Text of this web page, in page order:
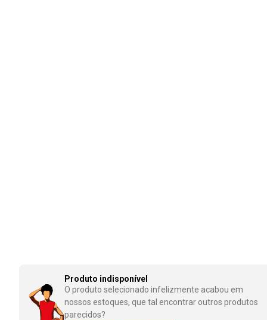
Produto indisponível
O produto selecionado infelizmente acabou em
nossos estoques, que tal encontrar outros produtos
parecidos?